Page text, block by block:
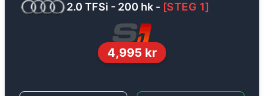
2.0 TFSi - 200 hk - [STEG 1]
4,995 kr